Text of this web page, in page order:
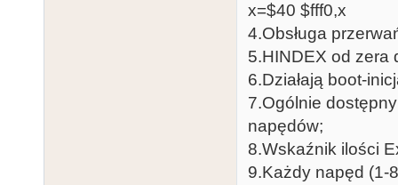
x=$40 $fff0,x
4.Obsługa
5.HINDEX od zera
6.Działają boot-
7.Ogólnie
napędów;
8.Wskaźnik ilości
9.Każdy napęd (1-